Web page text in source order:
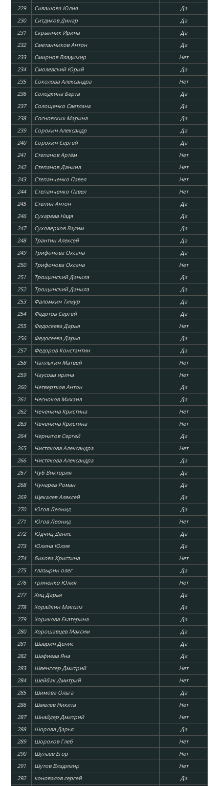
229
Сивашова Юлия
Да
230
Ситдиков Динар
Да
231
Скрынник Ирина
Да
232
Сметанников Антон
Да
233
Смирнов Владимир
Нет
234
Смолевский Юрий
Да
235
Соколова Александра
Нет
236
Солодкина Берта
Да
237
Солощенко Светлана
Да
238
Сосновских Марина
Да
239
Сорокин Александр
Да
240
Сорокин Сергей
Да
241
Степанов Артём
Нет
242
Степанов Даниил
Нет
243
Степанченко Павел
Нет
244
Степанченко Павел
Нет
245
Степин Антон
Да
246
Сухарева Надя
Да
247
Суховерхов Вадим
Да
248
Трантин Алексей
Да
249
Трифонова Оксана
Да
250
Трифонова Оксана
Нет
251
Трощинский Данила
Да
252
Трощинский Данила
Да
253
Фаломкин Тимур
Да
254
Федотов Сергей
Да
255
Федосеева Дарья
Нет
256
Федосеева Дарья
Да
257
Федоров Константин
Да
258
Чаплыгин Матвей
Нет
259
Чаусова ирина
Нет
260
Четвертков Антон
Да
261
Чесноков Михаил
Да
262
Чеченина Кристина
Нет
263
Чеченина Кристина
Нет
264
Чернигов Сергей
Да
265
Чистякова Александра
Нет
266
Чистякова Александра
Да
267
Чуб Виктория
Да
268
Чунарев Роман
Да
269
Щекалев Алексей
Да
270
Югов Леонид
Да
271
Югов Леонид
Нет
272
Юдчиц Денис
Да
273
Юлина Юлия
Да
274
бикова Кристина
Нет
275
глазырин олег
Да
276
гриненко Юлия
Нет
277
Хиц Дарья
Да
278
Хорайкин Максим
Да
279
Хорикова Екатерина
Да
280
Хорошавцев Максим
Да
281
Шаврин Денис
Да
282
Шафиева Яна
Да
283
Швенглер Дмитрий
Нет
284
Шейбак Дмитрий
Нет
285
Шимова Ольга
Да
286
Шмелев Никита
Нет
287
Шнайдер Дмитрий
Нет
288
Шорова Дарья
Да
289
Шорохов Глеб
Нет
290
Шулаев Егор
Нет
291
Шутов Владимир
Нет
292
коновалов сергей
Да